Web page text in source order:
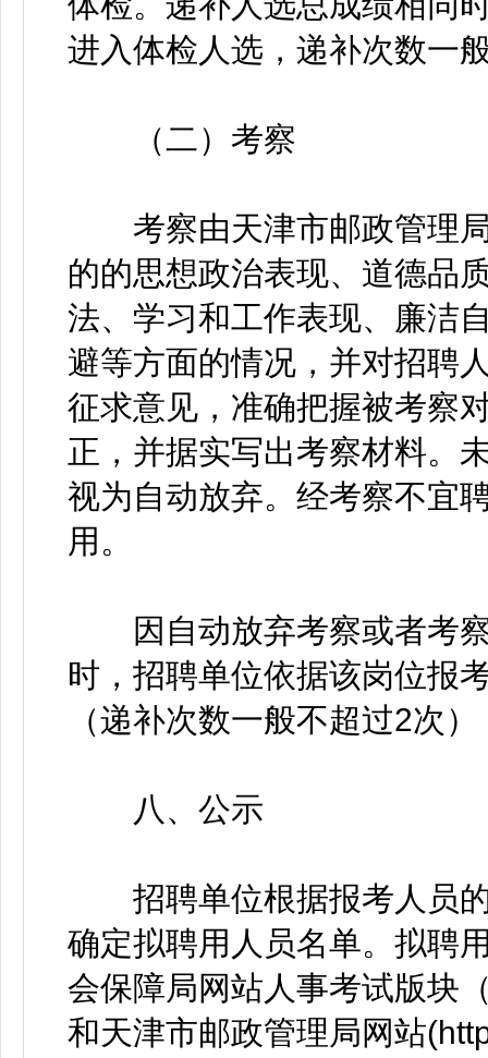
进入体检人选，递补次数一
（二）考察
考察由天津市邮政管理局
的的思想政治表现、道德品
法、学习和工作表现、廉洁
避等方面的情况，并对招聘
征求意见，准确把握被考察
正，并据实写出考察材料。
视为自动放弃。经考察不宜
用。
因自动放弃考察或者考察
时，招聘单位依据该岗位报
（递补次数一般不超过2次
八、公示
招聘单位根据报考人员的
确定拟聘用人员名单。拟聘
会保障局网站人事考试版块
和天津市邮政管理局网站